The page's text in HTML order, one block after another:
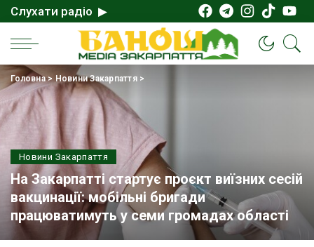
Слухати радіо ▶
Головна> Новини Закарпаття>
Новини Закарпаття
На Закарпатті стартує проєкт виїзних сесій
вакцинації: мобільні бригади
працюватимуть у семи громадах області